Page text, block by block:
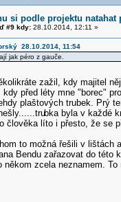
si podle projektu
#9 kdy:28.10.2014, 12:11 »
28.10.2014, 11:54
jak péro z gauče.
zažil, kdy majitel
kdy před léty mne "borec"
plaštových trubek. Prý
bka byla v každé
člověka líto i přesto, že se
to možná řešili v lištách
Bendu zařazovat do této
někom zcela neznamem.